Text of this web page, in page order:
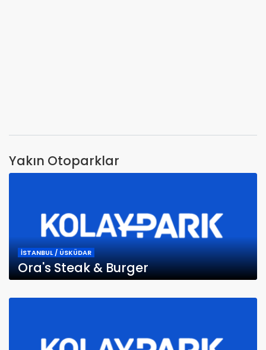
Yakın Otoparklar
İSTANBUL / ÜSKÜDAR
Ora's Steak & Burger